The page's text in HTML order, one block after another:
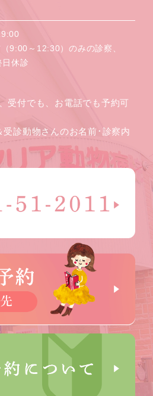
9:00～12:30）のみの診察、
休診
受付でも、お電話でも予約可
診動物さんのお名前･診察内